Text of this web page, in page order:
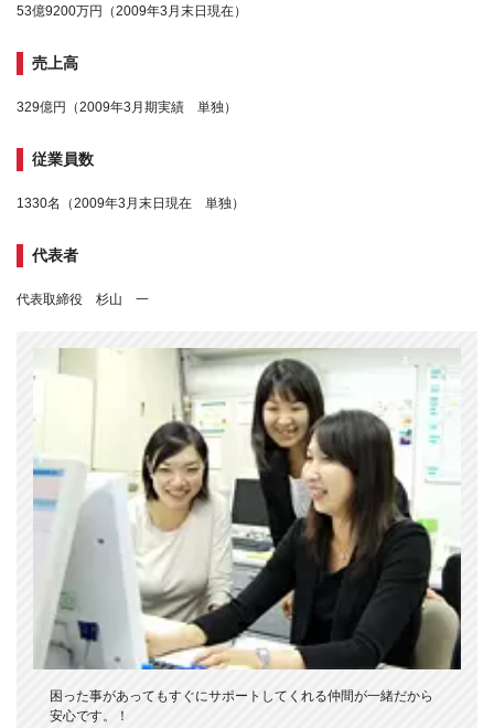
53億9200万円（2009年3月末日現在）
売上高
329億円（2009年3月期実績 単独）
従業員数
1330名（2009年3月末日現在 単独）
代表者
代表取締役 杉山 一
困った事があってもすぐにサポートしてくれる仲間が一緒だから
安心です。！